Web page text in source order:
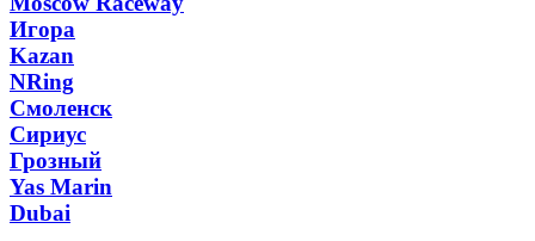
Игора
Kazan
NRing
Смоленск
Сириус
Грозный
Yas Marin
Dubai